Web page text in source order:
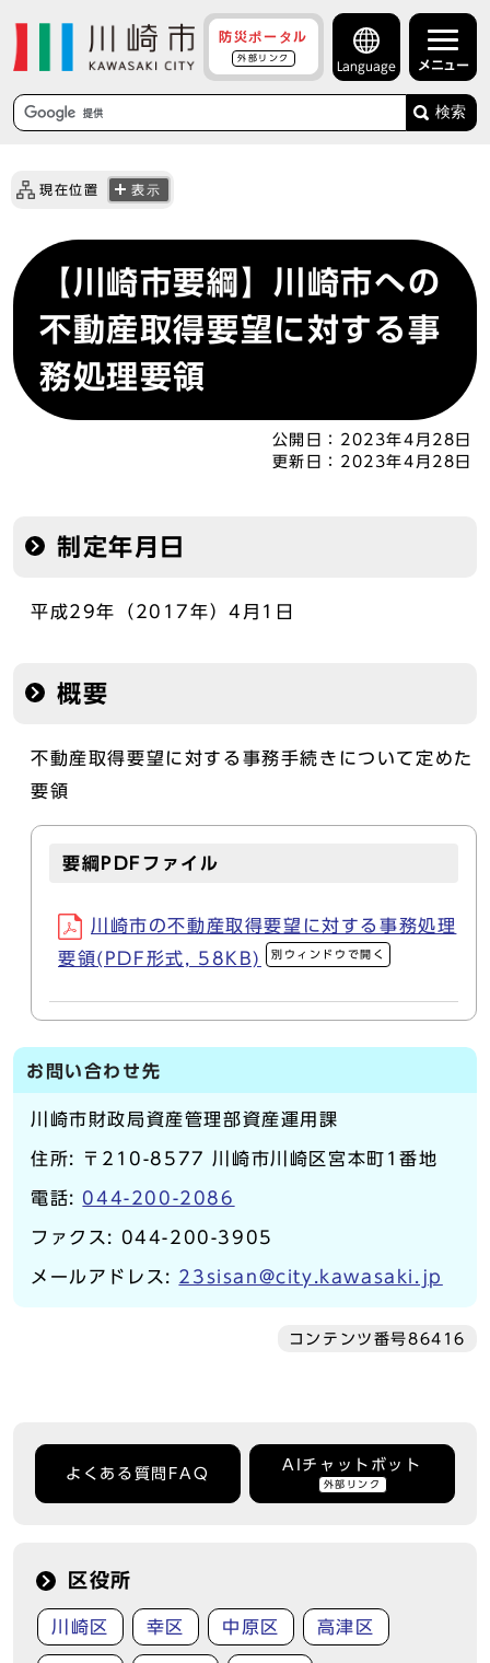
防災ポータル
外部リンク
Language メニュー
検索
現在位置 表示
【川崎市要綱】川崎市への
不動産取得要望に対する事
務処理要領
公開日： 2023年4月28日
更新日： 2023年4月28日
制定年月日
平成29年（2017年）4月1日
概要
不動産取得要望に対する事務手続きについて定めた
要領
要綱PDFファイル
川崎市の不動産取得要望に対する事務処理
要領(PDF形式, 58KB)
別ウィンドウで開く
お問い合わせ先
川崎市財政局資産管理部資産運用課
住所: 〒210-8577 川崎市川崎区宮本町1番地
電話: 044-200-2086
ファクス: 044-200-3905
メールアドレス: 23sisan@city.kawasaki.jp
コンテンツ番号86416
よくある質問FAQ
AIチャットボット
外部リンク
区役所
川崎区 幸区 中原区 高津区